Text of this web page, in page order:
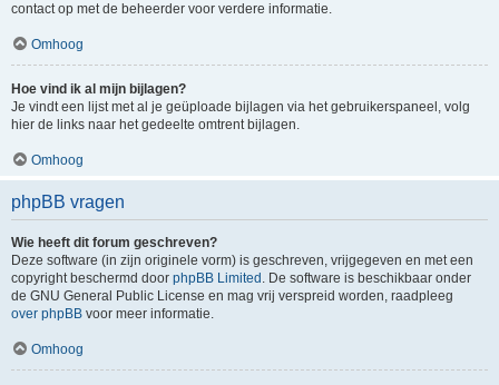
contact op met de beheerder voor verdere informatie.
Omhoog
Hoe vind ik al mijn bijlagen?
Je vindt een lijst met al je geüploade bijlagen via het gebruikerspaneel, volg
hier de links naar het gedeelte omtrent bijlagen.
Omhoog
phpBB vragen
Wie heeft dit forum geschreven?
Deze software (in zijn originele vorm) is geschreven, vrijgegeven en met een
copyright beschermd door phpBB Limited . De software is beschikbaar onder
de GNU General Public License en mag vrij verspreid worden, raadpleeg
over phpBB voor meer informatie.
Omhoog